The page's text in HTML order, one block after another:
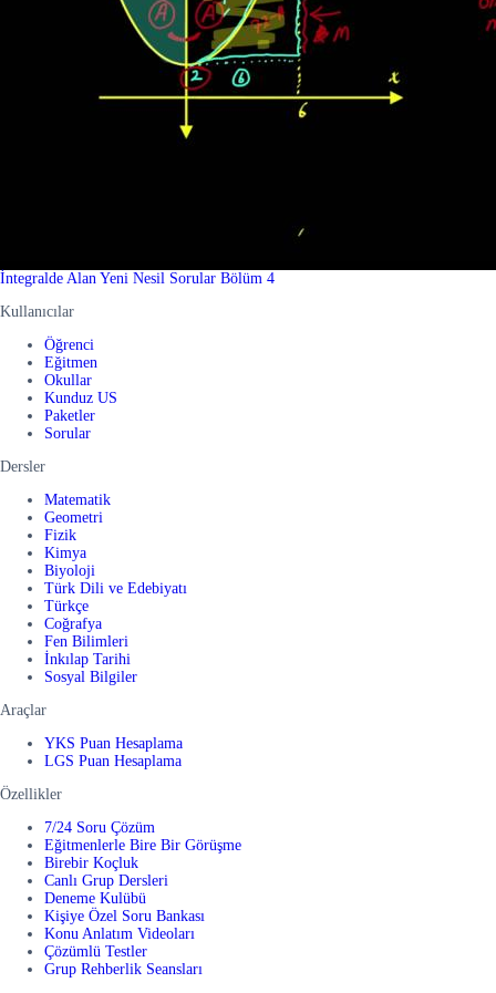
İntegralde Alan Yeni Nesil Sorular Bölüm 4
Kullanıcılar
Öğrenci
Eğitmen
Okullar
Kunduz US
Paketler
Sorular
Dersler
Matematik
Geometri
Fizik
Kimya
Biyoloji
Türk Dili ve Edebiyatı
Türkçe
Coğrafya
Fen Bilimleri
İnkılap Tarihi
Sosyal Bilgiler
Araçlar
YKS Puan Hesaplama
LGS Puan Hesaplama
Özellikler
7/24 Soru Çözüm
Eğitmenlerle Bire Bir Görüşme
Birebir Koçluk
Canlı Grup Dersleri
Deneme Kulübü
Kişiye Özel Soru Bankası
Konu Anlatım Videoları
Çözümlü Testler
Grup Rehberlik Seansları